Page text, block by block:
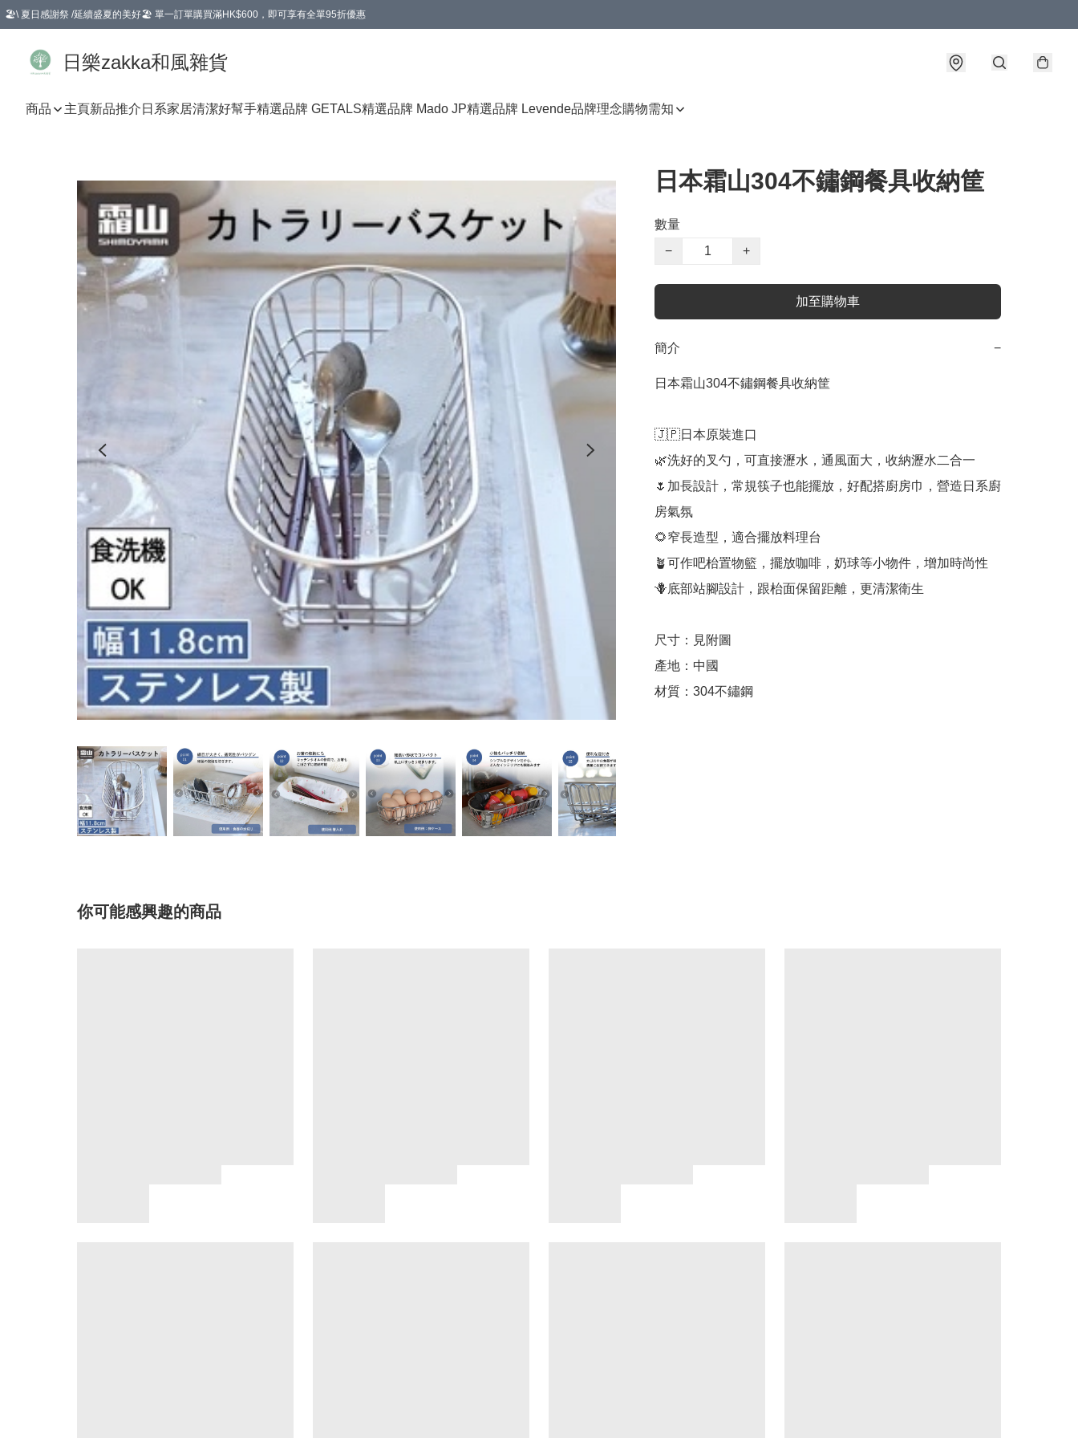
🏖️\ 夏日感謝祭 /延續盛夏的美好🏖️ 單一訂單購買滿HK$600，即可享有全單95折優惠
日樂zakka和風雜貨
商品 主頁新品推介 日系家居清潔好幫手精選品牌 GETALS精選品牌 Mado JP精選品牌 Levende品牌理念購物需知
日本霜山304不鏽鋼餐具收納筐
數量
−
+
加至購物車
簡介 −
日本霜山304不鏽鋼餐具收納筐
🇯🇵日本原裝進口
🌿洗好的叉勺，可直接瀝水，通風面大，收納瀝水二合一
🌷加長設計，常規筷子也能擺放，好配搭廚房巾，營造日系廚
房氣氛
🌻窄長造型，適合擺放料理台
🪴可作吧枱置物籃，擺放咖啡，奶球等小物件，增加時尚性
🪻底部站腳設計，跟枱面保留距離，更清潔衛生
尺寸：見附圖
產地：中國
材質：304不鏽鋼
你可能感興趣的商品